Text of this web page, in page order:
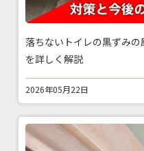
落ちないトイレの黒ずみ
を詳しく解説
2026年05月22日